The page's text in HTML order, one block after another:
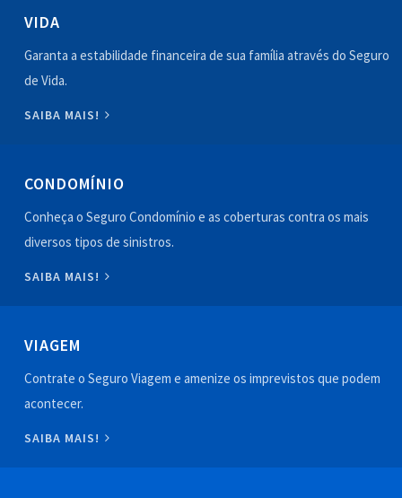
VIDA
Garanta a estabilidade financeira de sua família através do Seguro
de Vida.
SAIBA MAIS!
CONDOMÍNIO
Conheça o Seguro Condomínio e as coberturas contra os mais
diversos tipos de sinistros.
SAIBA MAIS!
VIAGEM
Contrate o Seguro Viagem e amenize os imprevistos que podem
acontecer.
SAIBA MAIS!